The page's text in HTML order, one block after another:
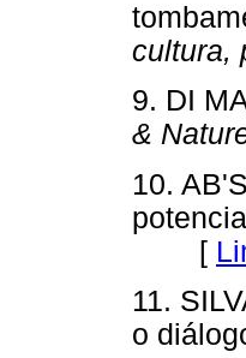
cultura,
9. DI
&
10.
[
11.
o